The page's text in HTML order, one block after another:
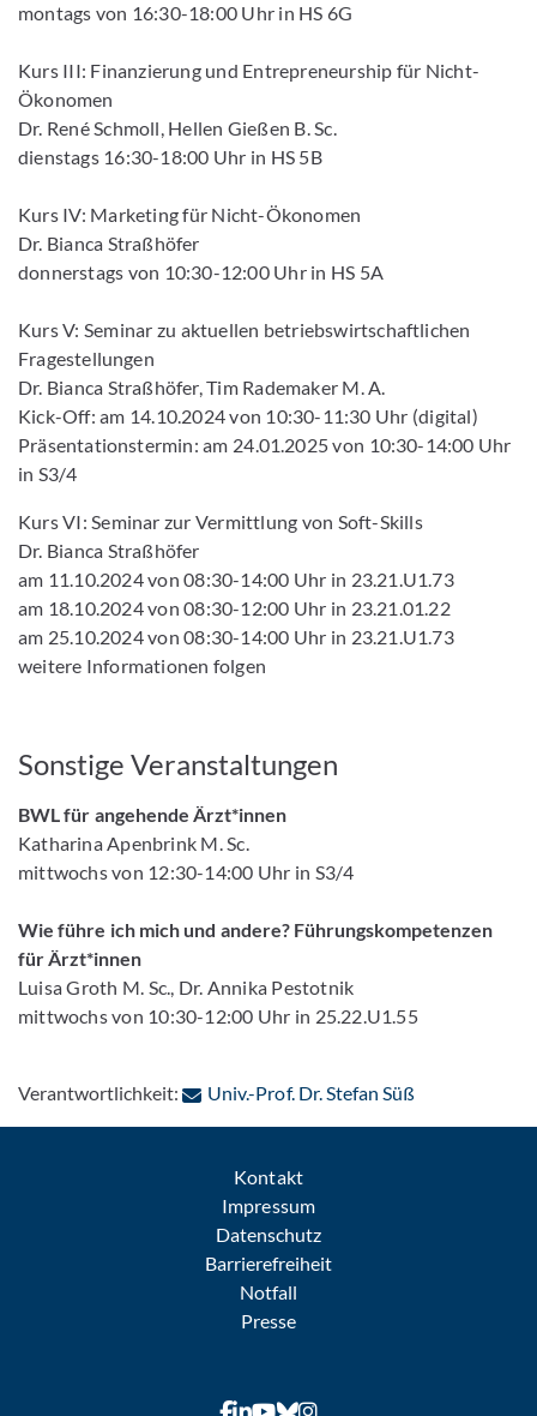
montags von 16:30-18:00 Uhr in HS 6G
Kurs III: Finanzierung und Entrepreneurship für Nicht-
Ökonomen
Dr. René Schmoll, Hellen Gießen B. Sc.
dienstags 16:30-18:00 Uhr in HS 5B
Kurs IV: Marketing für Nicht-Ökonomen
Dr. Bianca Straßhöfer
donnerstags von 10:30-12:00 Uhr in HS 5A
Kurs V: Seminar zu aktuellen betriebswirtschaftlichen
Fragestellungen
Dr. Bianca Straßhöfer, Tim Rademaker M. A.
Kick-Off: am 14.10.2024 von 10:30-11:30 Uhr (digital)
Präsentationstermin: am 24.01.2025 von 10:30-14:00 Uhr
in S3/4
Kurs VI: Seminar zur Vermittlung von Soft-Skills
Dr. Bianca Straßhöfer
am 11.10.2024 von 08:30-14:00 Uhr in 23.21.U1.73
am 18.10.2024 von 08:30-12:00 Uhr in 23.21.01.22
am 25.10.2024 von 08:30-14:00 Uhr in 23.21.U1.73
weitere Informationen folgen
Sonstige Veranstaltungen
BWL für angehende Ärzt*innen
Katharina Apenbrink M. Sc.
mittwochs von 12:30-14:00 Uhr in S3/4
Wie führe ich mich und andere? Führungskompetenzen
für Ärzt*innen
Luisa Groth M. Sc., Dr. Annika Pestotnik
mittwochs von 10:30-12:00 Uhr in 25.22.U1.55
Verantwortlichkeit: Univ.-Prof. Dr. Stefan Süß: Per E-Mail
Kontakt
Impressum
Datenschutz
Barrierefreiheit
Notfall
Presse